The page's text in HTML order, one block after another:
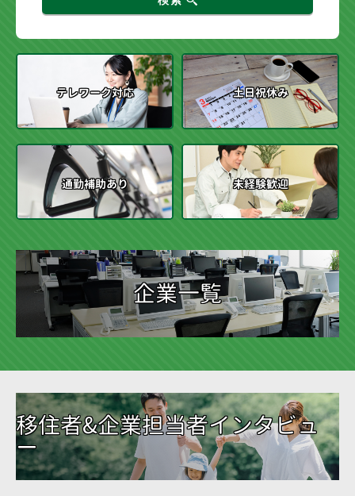
テレワーク対応 土日祝休み
通勤補助あり 未経験歓迎
企業一覧
移住者&企業担当者インタビュ
ー